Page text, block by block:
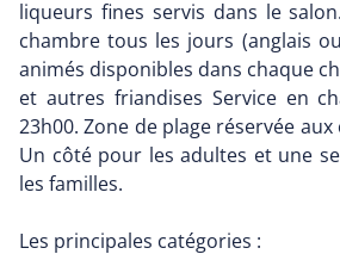
liqueurs fines servis dans le
chambre tous les jours (anglais
animés disponibles dans chaque
et autres friandises Service en
23h00. Zone de plage réservée
Un côté pour les adultes et une
les familles.
Les principales catégories :